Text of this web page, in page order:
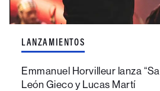
LANZAMIENTOS
Emmanuel Horvilleur lanza
León Gieco y Lucas Martí